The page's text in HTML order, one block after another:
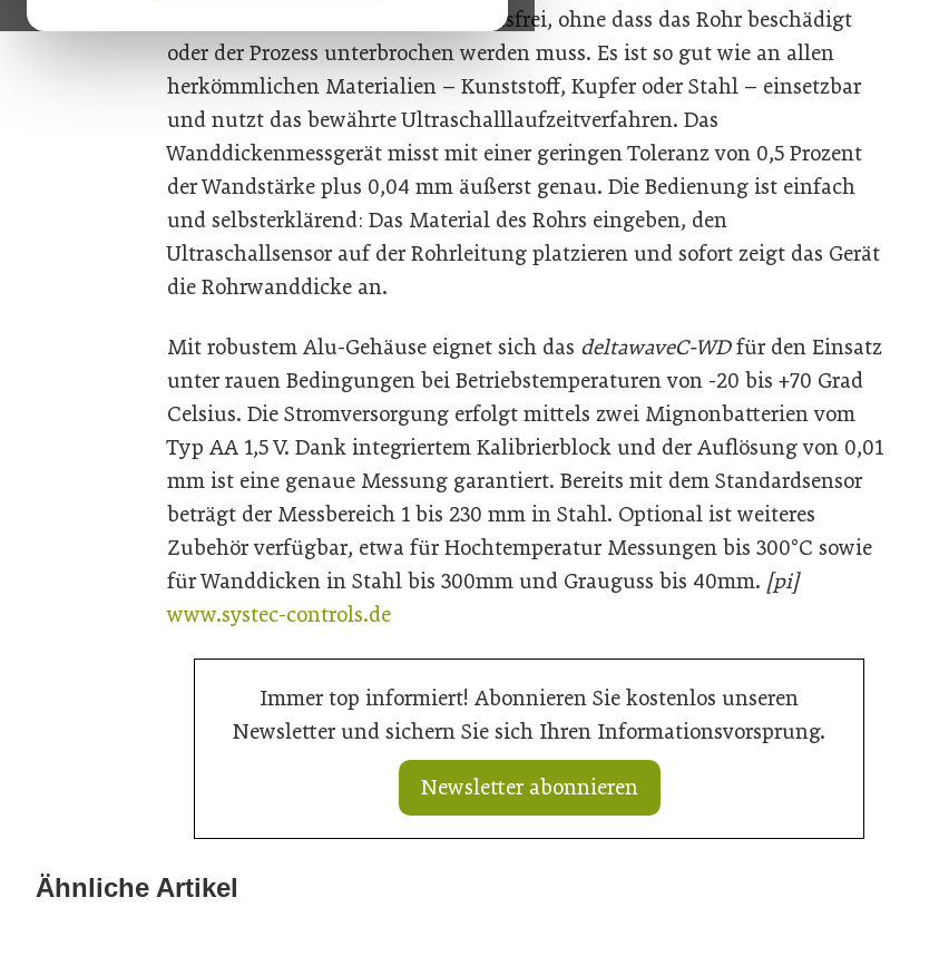
zerstörungsfrei und kontaminationsfrei, ohne dass das Rohr beschädigt
oder der Prozess unterbrochen werden muss. Es ist so gut wie an allen
herkömmlichen Materialien – Kunststoff, Kupfer oder Stahl – einsetzbar
und nutzt das bewährte Ultraschalllaufzeitverfahren. Das
Wanddickenmessgerät misst mit einer geringen Toleranz von 0,5 Prozent
der Wandstärke plus 0,04 mm äußerst genau. Die Bedienung ist einfach
und selbsterklärend: Das Material des Rohrs eingeben, den
Ultraschallsensor auf der Rohrleitung platzieren und sofort zeigt das Gerät
die Rohrwanddicke an.
Mit robustem Alu-Gehäuse eignet sich das deltawaveC-WDfür den Einsatz
unter rauen Bedingungen bei Betriebstemperaturen von -20 bis +70 Grad
Celsius. Die Stromversorgung erfolgt mittels zwei Mignonbatterien vom
Typ AA 1,5 V. Dank integriertem Kalibrierblock und der Auflösung von 0,01
mm ist eine genaue Messung garantiert. Bereits mit dem Standardsensor
beträgt der Messbereich 1 bis 230 mm in Stahl. Optional ist weiteres
Zubehör verfügbar, etwa für Hochtemperatur Messungen bis 300°C sowie
für Wanddicken in Stahl bis 300mm und Grauguss bis 40mm. [pi]
www.systec-controls.de
Immer top informiert! Abonnieren Sie kostenlos unseren
Newsletter und sichern Sie sich Ihren Informationsvorsprung.
Newsletter abonnieren
Ähnliche Artikel
Metalltechnik: Stabilisierung nach